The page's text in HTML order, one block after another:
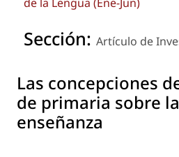
Sección: Artículo de
Las concepciones
de primaria sobre
enseñanza